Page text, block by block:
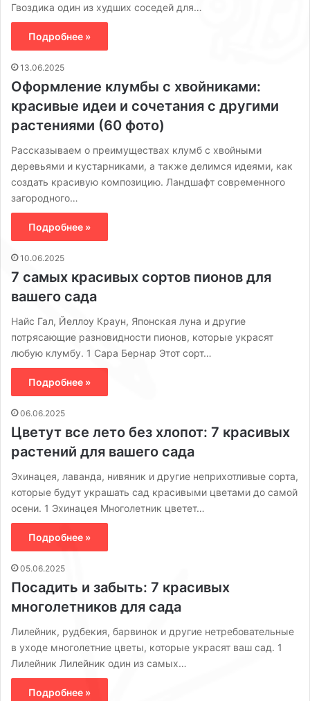
Гвоздика один из худших соседей для…
Подробнее »
13.06.2025
Оформление клумбы с хвойниками:
красивые идеи и сочетания с другими
растениями (60 фото)
Рассказываем о преимуществах клумб с хвойными
деревьями и кустарниками, а также делимся идеями, как
создать красивую композицию. Ландшафт современного
загородного…
Подробнее »
10.06.2025
7 самых красивых сортов пионов для
вашего сада
Найс Гал, Йеллоу Краун, Японская луна и другие
потрясающие разновидности пионов, которые украсят
любую клумбу. 1 Сара Бернар Этот сорт…
Подробнее »
06.06.2025
Цветут все лето без хлопот: 7 красивых
растений для вашего сада
Эхинацея, лаванда, нивяник и другие неприхотливые сорта,
которые будут украшать сад красивыми цветами до самой
осени. 1 Эхинацея Многолетник цветет…
Подробнее »
05.06.2025
Посадить и забыть: 7 красивых
многолетников для сада
Лилейник, рудбекия, барвинок и другие нетребовательные
в уходе многолетние цветы, которые украсят ваш сад. 1
Лилейник Лилейник один из самых…
Подробнее »